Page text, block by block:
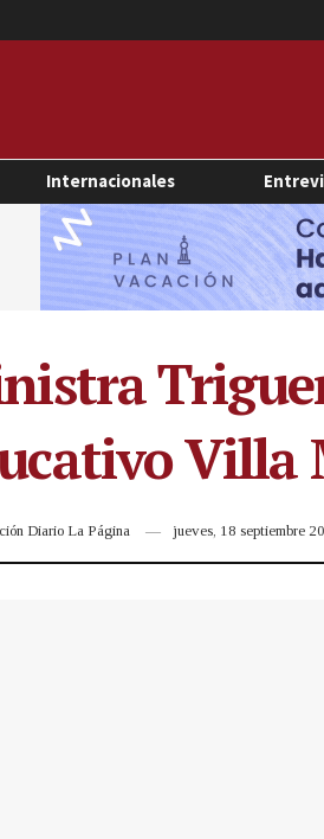
Internacionales
Villa
Diario La Página jueves, 18 septiembre